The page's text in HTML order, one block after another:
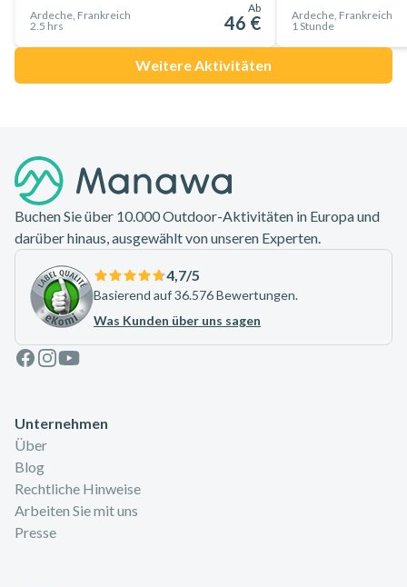
Ardeche, Frankreich
2.5 hrs
Ab
46 €
Ardeche, Frankreich
1 Stunde
Weitere Aktivitäten
Buchen Sie über 10.000 Outdoor-Aktivitäten in Europa und
darüber hinaus, ausgewählt von unseren Experten.
4,7/5
Basierend auf 36.576 Bewertungen.
Was Kunden über uns sagen
Facebook
Instagram
Youtube
Unternehmen
Über
Blog
Rechtliche Hinweise
Arbeiten Sie mit uns
Presse